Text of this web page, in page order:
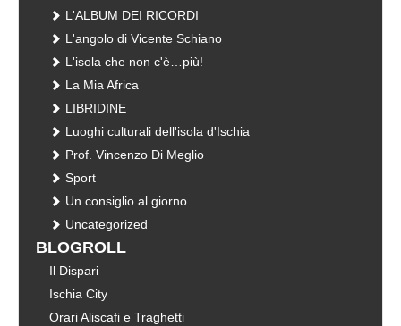
L'ALBUM DEI RICORDI
L'angolo di Vicente Schiano
L'isola che non c'è…più!
La Mia Africa
LIBRIDINE
Luoghi culturali dell'isola d'Ischia
Prof. Vincenzo Di Meglio
Sport
Un consiglio al giorno
Uncategorized
BLOGROLL
Il Dispari
Ischia City
Orari Aliscafi e Traghetti